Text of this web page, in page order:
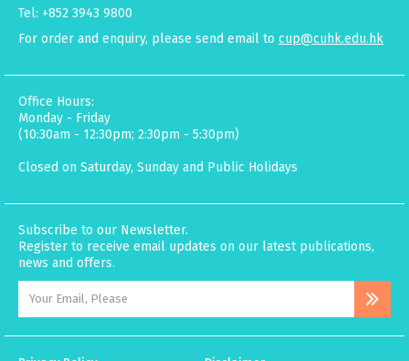
Tel: +852 3943 9800
For order and enquiry, please send email to cup@cuhk.edu.hk
Office Hours:
Monday - Friday
(10:30am - 12:30pm; 2:30pm - 5:30pm)
Closed on Saturday, Sunday and Public Holidays
Subscribe to our Newsletter.
Register to receive email updates on our latest publications,
news and offers.